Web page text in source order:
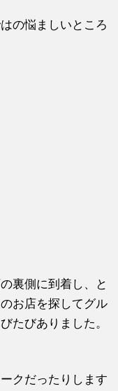
の悩ましいところ
裏側に到着し、と
お店を探してグル
たびありました。
クだったりします